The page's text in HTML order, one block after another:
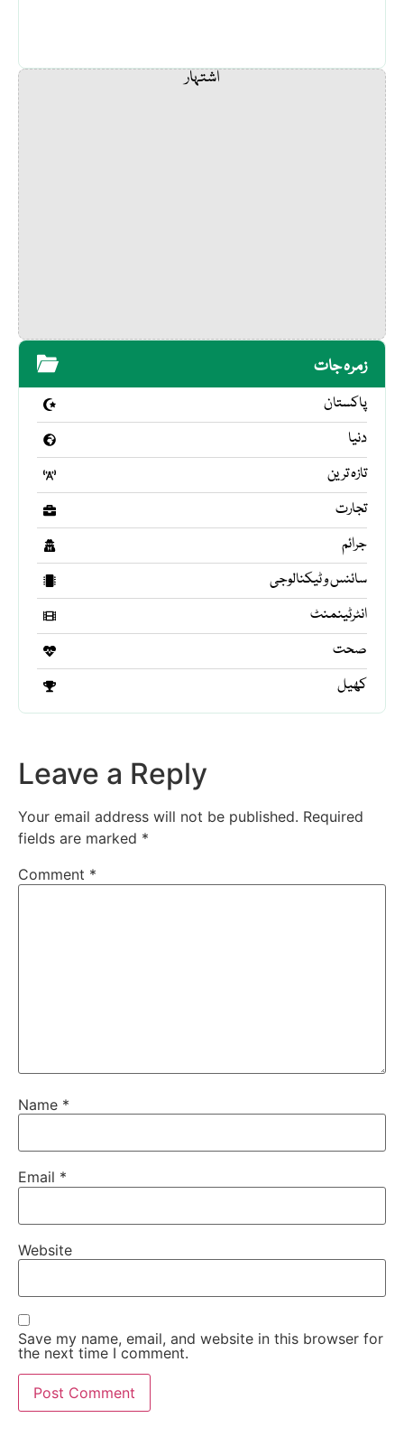
اشتہار
زمرہ جات
پاکستان
دنیا
تازہ ترین
تجارت
جرائم
سائنس و ٹیکنالوجی
انٹرٹینمنٹ
صحت
کھیل
Leave a Reply
Your email address will not be published. Required
fields are marked *
Comment *
Name *
Email *
Website
Save my name, email, and website in this browser for
the next time I comment.